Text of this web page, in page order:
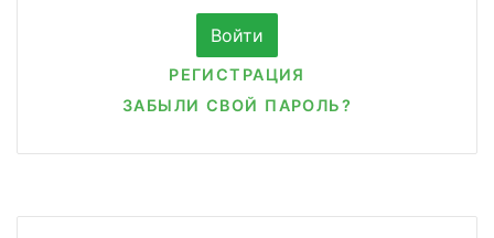
РЕГИСТРАЦИЯ
ЗАБЫЛИ СВОЙ ПАРОЛЬ?